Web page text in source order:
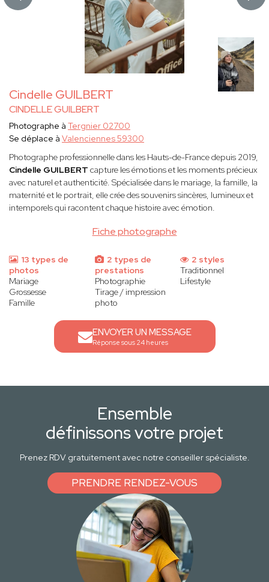
Cindelle GUILBERT
CINDELLE GUILBERT
Fiche photographe
Photographe à Tergnier 02700
Se déplace à Valenciennes 59300
Photographe professionnelle dans les Hauts-de-France depuis 2019,
Cindelle GUILBERT capture les émotions et les moments précieux
avec naturel et authenticité. Spécialisée dans le mariage, la famille, la
maternité et le portrait, elle crée des souvenirs sincères, lumineux et
intemporels qui racontent chaque histoire avec émotion.
13 types de
photos
Mariage
Grossesse
Famille
2 types de
prestations
Photographie
Tirage / impression
photo
2 styles
Traditionnel
Lifestyle
ENVOYER UN MESSAGE
Réponse sous 24 heures
Ensemble
définissons votre projet
Prenez RDV gratuitement avec notre conseiller spécialiste.
PRENDRE RENDEZ-VOUS